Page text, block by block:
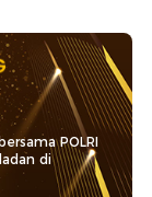
POLRI
di